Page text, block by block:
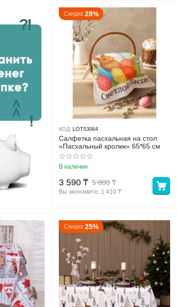
Скидка 28%
КОД: LOT53064
Салфетка пасхальная на стол
«Пасхальный кролик» 65*65 см
В наличии
5 000 ₸
3 590 ₸
Вы экономите: 1 410 ₸
Скидка 25%